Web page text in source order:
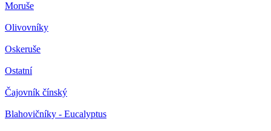
Moruše
Olivovníky
Oskeruše
Ostatní
Čajovník čínský
Blahovičníky - Eucalyptus